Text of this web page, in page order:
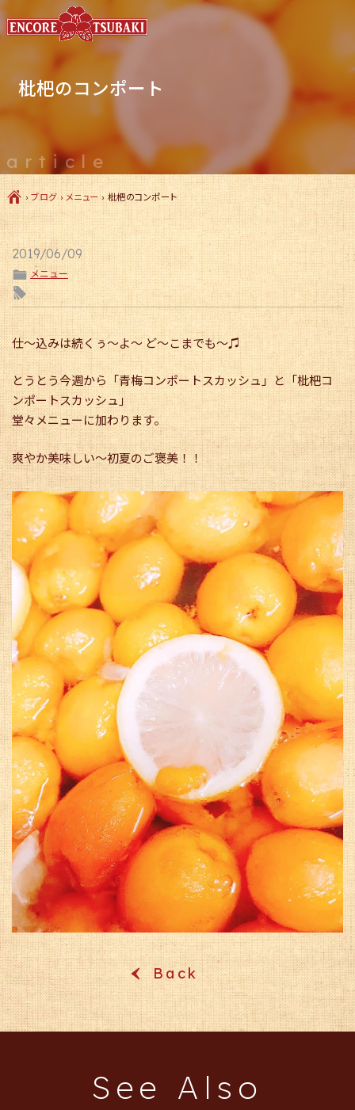
article
枇杷のコンポート
Ç›ブログ›メニュー ›枇杷のコンポート
2019/06/09
ë メニュー
l
仕〜込みは続くぅ〜よ〜 ど〜こまでも〜♫
とうとう今週から「青梅コンポートスカッシュ」と「枇杷コ
ンポートスカッシュ」
堂々メニューに加わります。
爽やか美味しい〜初夏のご褒美！！
‹Back
See Also